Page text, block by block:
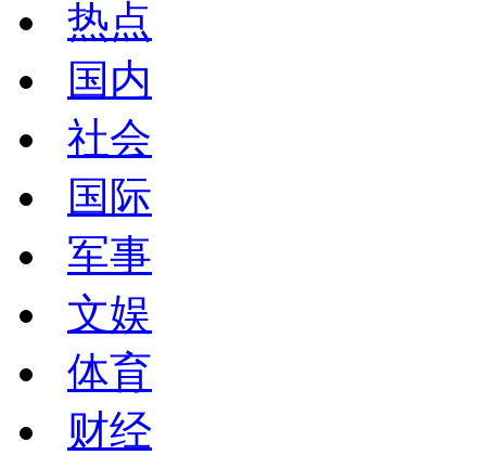
热点
国内
社会
国际
军事
文娱
体育
财经